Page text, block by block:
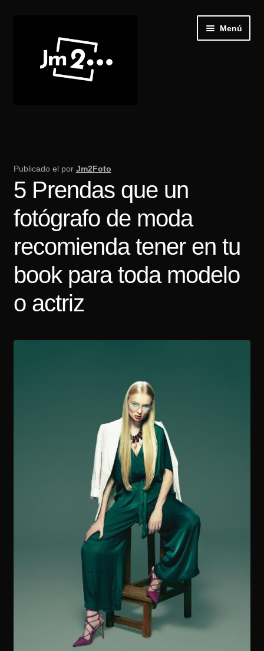
navegación
contenido
Menú
Recibir Castings
Publica tu casting
Blog
Tarifas
Contacto
Publicado el por Jm2Foto
5 Prendas que un
fotógrafo de moda
recomienda tener en tu
book para toda modelo
o actriz